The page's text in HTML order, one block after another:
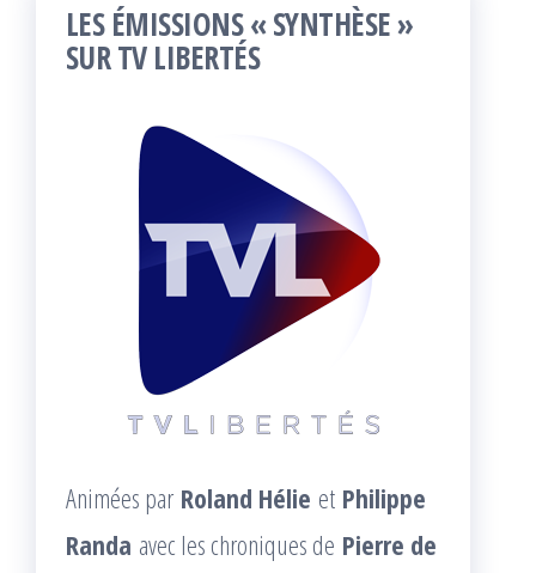
LES ÉMISSIONS « SYNTHÈSE »
SUR TV LIBERTÉS
Animées par Roland Hélie et Philippe
Randa avec les chroniques de Pierre de